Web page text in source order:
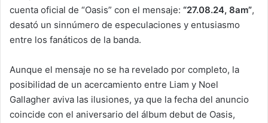
cuenta oficial de “Oasis” con el mensaje: “27.08.24, 8am”,
desató un sinnúmero de especulaciones y entusiasmo
entre los fanáticos de la banda.
Aunque el mensaje no se ha revelado por completo, la
posibilidad de un acercamiento entre Liam y Noel
Gallagher aviva las ilusiones, ya que la fecha del anuncio
coincide con el aniversario del álbum debut de Oasis,